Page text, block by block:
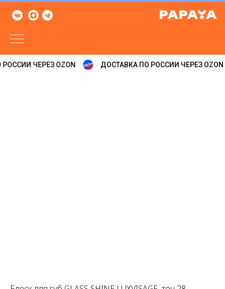
ЧЕРЕЗ OZON ДОСТАВКА ПО РОССИИ ЧЕРЕЗ OZON